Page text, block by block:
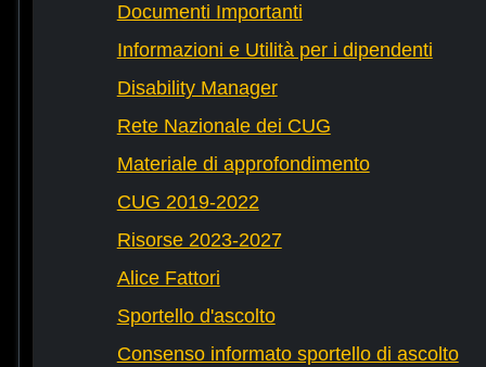
Documenti Importanti
Informazioni e Utilità per i dipendenti
Disability Manager
Rete Nazionale dei CUG
Materiale di approfondimento
CUG 2019-2022
Risorse 2023-2027
Alice Fattori
Sportello d'ascolto
Consenso informato sportello di ascolto